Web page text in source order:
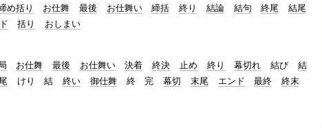
め括り お仕舞 最後 お仕舞い 締括 終り 結論 結句 終尾
結尾
括り おしまい
お仕舞 最後 お仕舞い 決着 終決 止め 終り 幕切れ 結び
結
けり 結 終い 御仕舞 終 完 幕切 末尾 エンド 最終
終末